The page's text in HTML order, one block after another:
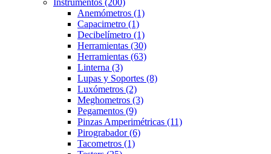
Anemómetros (1)
Capacimetro (1)
Decibelímetro (1)
Herramientas (30)
Herramientas (63)
Linterna (3)
Lupas y Soportes (8)
Luxómetros (2)
Meghometros (3)
Pegamentos (9)
Pinzas Amperimétricas (11)
Pirograbador(6)
Tacometros (1)